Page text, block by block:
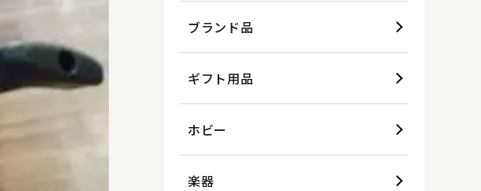
ブランド品
ギフト用品
ホビー
楽器